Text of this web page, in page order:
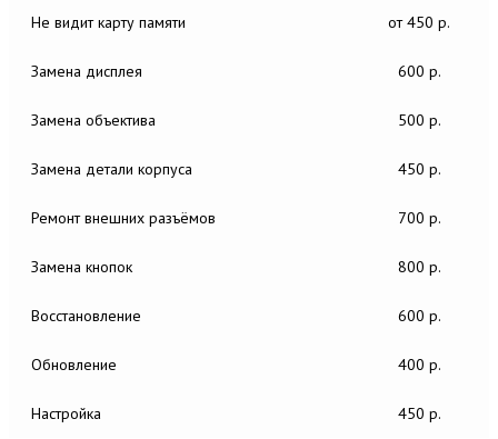
Не видит карту памяти от 450 р.
Замена дисплея 600 р.
Замена объектива 500 р.
Замена детали корпуса 450 р.
Ремонт внешних разъёмов 700 р.
Замена кнопок 800 р.
Восстановление 600 р.
Обновление 400 р.
Настройка 450 р.